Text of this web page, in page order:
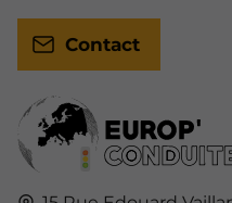
Contact